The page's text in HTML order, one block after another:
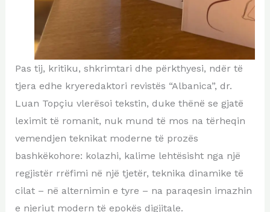
Pas tij, kritiku, shkrimtari dhe përkthyesi, ndër të
tjera edhe kryeredaktori revistës “Albanica”, dr.
Luan Topçiu vlerësoi tekstin, duke thënë se gjatë
leximit të romanit, nuk mund të mos na tërheqin
vemendjen teknikat moderne të prozës
bashkëkohore: kolazhi, kalime lehtësisht nga një
regjistër rrëfimi në një tjetër, teknika dinamike të
cilat – në alternimin e tyre – na paraqesin imazhin
e njeriut modern të epokës digjitale.